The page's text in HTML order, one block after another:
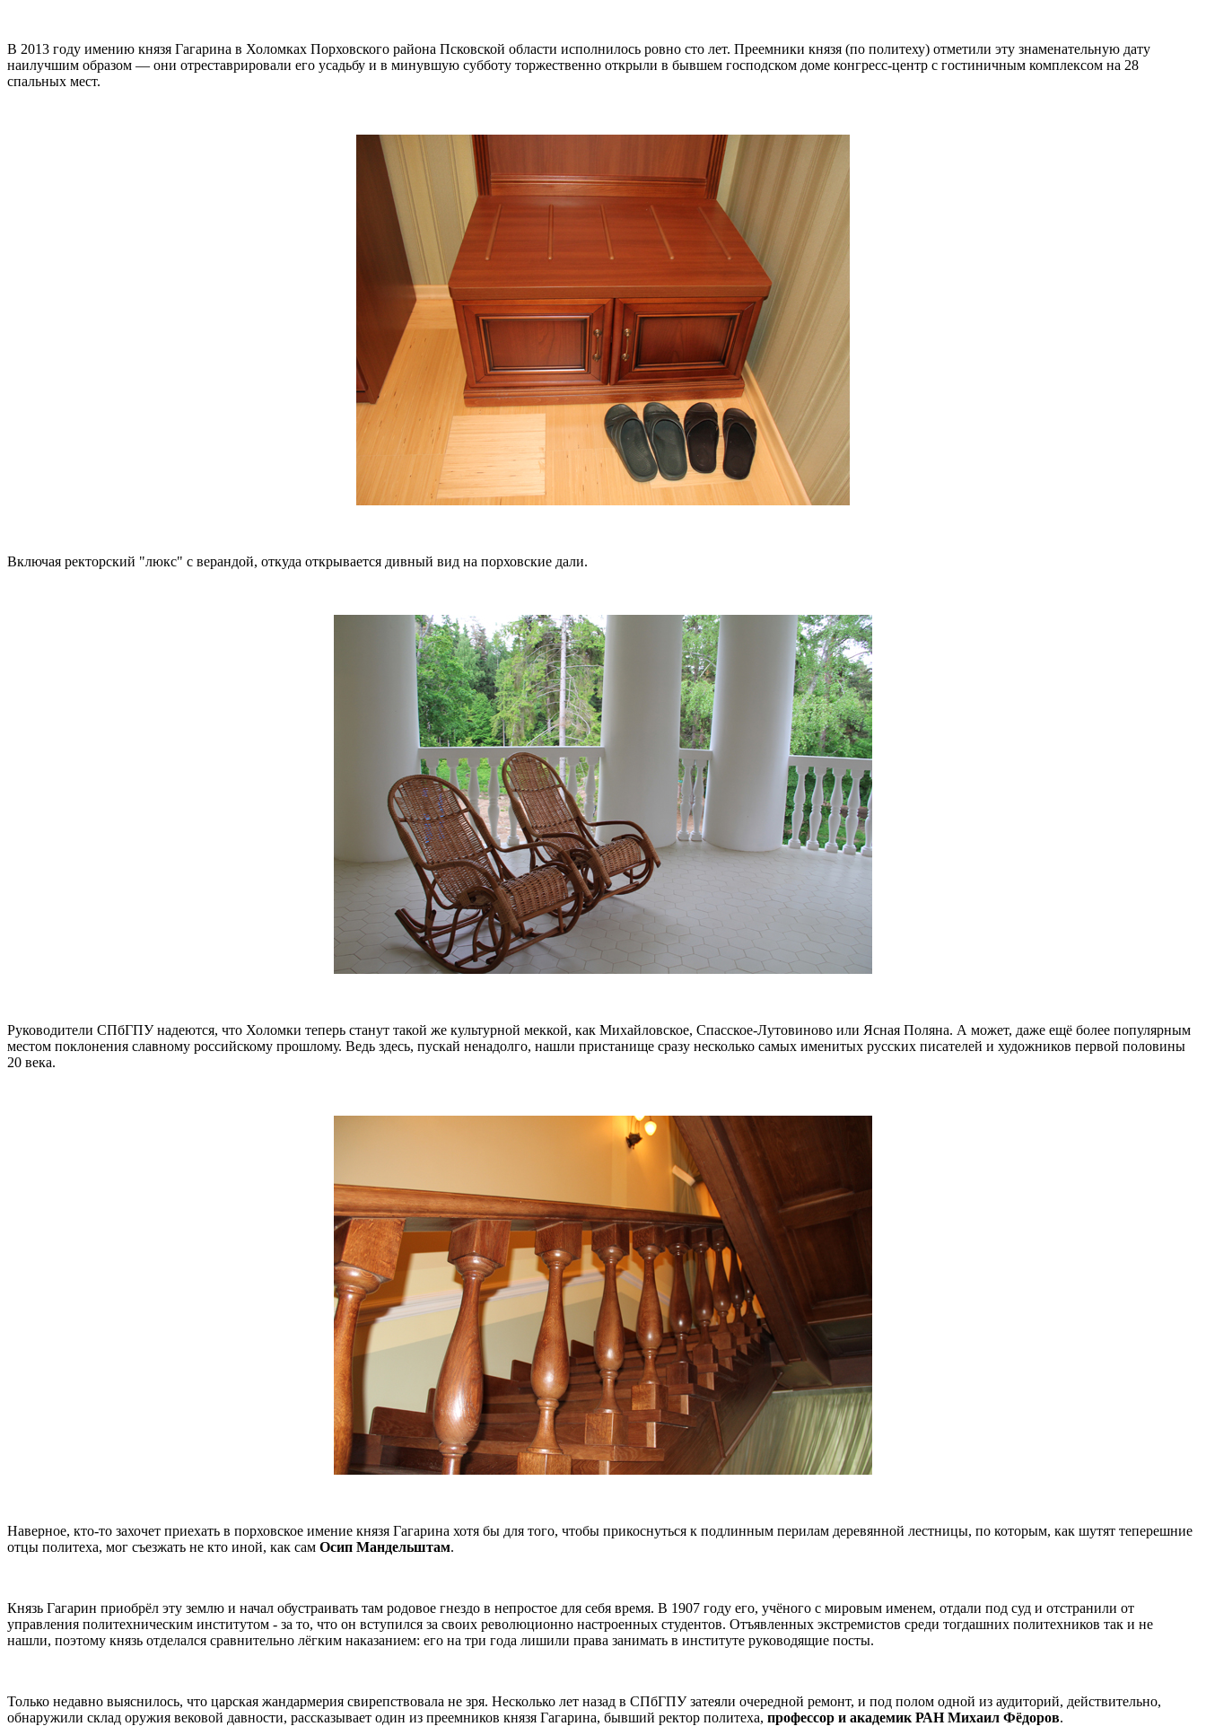
В 2013 году имению князя Гагарина в Холомках Порховского района Псковской области исполнилось ровно сто лет. Преемники князя (по политеху) отметили эту знаменательную дату
наилучшим образом — они отреставрировали его усадьбу и в минувшую субботу торжественно открыли в бывшем господском доме конгресс-центр с гостиничным комплексом на 28
спальных мест.
Включая ректорский "люкс" с верандой, откуда открывается дивный вид на порховские дали.
Руководители СПбГПУ надеются, что Холомки теперь станут такой же культурной меккой, как Михайловское, Спасское-Лутовиново или Ясная Поляна. А может, даже ещё более популярным
местом поклонения славному российскому прошлому. Ведь здесь, пускай ненадолго, нашли пристанище сразу несколько самых именитых русских писателей и художников первой половины
20 века.
Наверное, кто-то захочет приехать в порховское имение князя Гагарина хотя бы для того, чтобы прикоснуться к подлинным перилам деревянной лестницы, по которым, как шутят теперешние
отцы политеха, мог съезжать не кто иной, как сам Осип Мандельштам.
Князь Гагарин приобрёл эту землю и начал обустраивать там родовое гнездо в непростое для себя время. В 1907 году его, учёного с мировым именем, отдали под суд и отстранили от
управления политехническим институтом - за то, что он вступился за своих революционно настроенных студентов. Отъявленных экстремистов среди тогдашних политехников так и не
нашли, поэтому князь отделался сравнительно лёгким наказанием: его на три года лишили права занимать в институте руководящие посты.
Только недавно выяснилось, что царская жандармерия свирепствовала не зря. Несколько лет назад в СПбГПУ затеяли очередной ремонт, и под полом одной из аудиторий, действительно,
обнаружили склад оружия вековой давности, рассказывает один из преемников князя Гагарина, бывший ректор политеха, профессор и академик РАН Михаил Фёдоров.